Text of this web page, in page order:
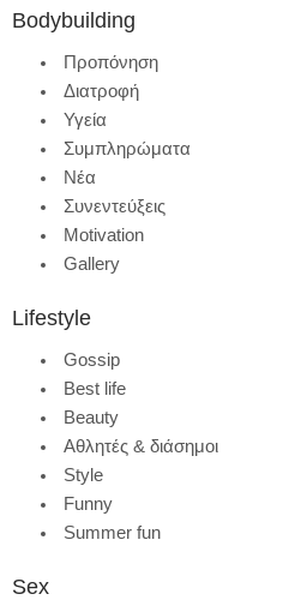
Bodybuilding
Προπόνηση
Διατροφή
Υγεία
Συμπληρώματα
Νέα
Συνεντεύξεις
Motivation
Gallery
Lifestyle
Gossip
Best life
Beauty
Αθλητές & διάσημοι
Style
Funny
Summer fun
Sex